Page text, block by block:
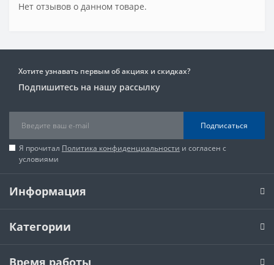
Нет отзывов о данном товаре.
Хотите узнавать первым об акциях и скидках?
Подпишитесь на нашу рассылку
Подписаться
Я прочитал Политика конфиденциальности и согласен с
условиями
Информация
Категории
Время работы